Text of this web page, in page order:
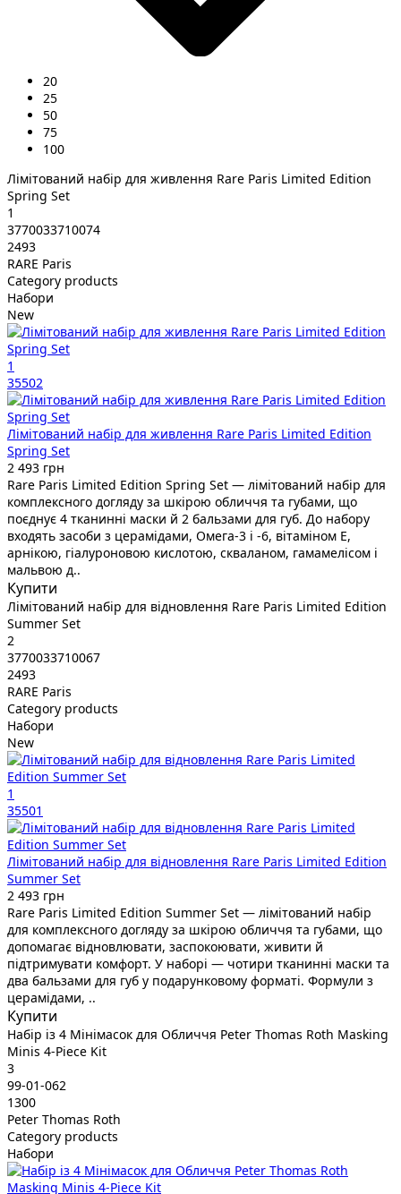
20
25
50
75
100
Лімітований набір для живлення Rare Paris Limited Edition
Spring Set
1
3770033710074
2493
RARE Paris
Category products
Набори
New
1
35502
Лімітований набір для живлення Rare Paris Limited Edition
Spring Set
2 493 грн
Rare Paris Limited Edition Spring Set — лімітований набір для
комплексного догляду за шкірою обличчя та губами, що
поєднує 4 тканинні маски й 2 бальзами для губ. До набору
входять засоби з церамідами, Омега-3 і -6, вітаміном Е,
арнікою, гіалуроновою кислотою, скваланом, гамамелісом і
мальвою д..
Купити
Лімітований набір для відновлення Rare Paris Limited Edition
Summer Set
2
3770033710067
2493
RARE Paris
Category products
Набори
New
1
35501
Лімітований набір для відновлення Rare Paris Limited Edition
Summer Set
2 493 грн
Rare Paris Limited Edition Summer Set — лімітований набір
для комплексного догляду за шкірою обличчя та губами, що
допомагає відновлювати, заспокоювати, живити й
підтримувати комфорт. У наборі — чотири тканинні маски та
два бальзами для губ у подарунковому форматі. Формули з
церамідами, ..
Купити
Набір із 4 Мінімасок для Обличчя Peter Thomas Roth Masking
Minis 4-Piece Kit
3
99-01-062
1300
Peter Thomas Roth
Category products
Набори